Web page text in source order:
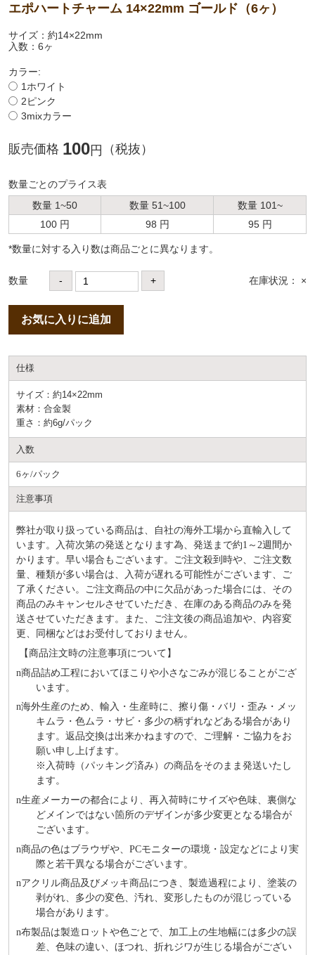
エポハートチャーム 14×22mm ゴールド（6ヶ）
サイズ：約14×22mm
入数：6ヶ
カラー:
1ホワイト
2ピンク
3mixカラー
販売価格 100円 （税抜）
数量ごとのプライス表
数量 1~50
数量 51~100
数量 101~
100 円
98 円 95 円
*数量に対する⼊り数は商品ごとに異なります。
数量 - + 在庫状況： ×
お気に入りに追加
仕様
サイズ：約14×22mm
素材：合金製
重さ：約6g/パック
入数
6ヶ/パック
注意事項
弊社が取り扱っている商品は、自社の海外工場から直輸入して
います。入荷次第の発送となります為、発送まで約1～2週間か
かります。早い場合もございます。ご注文殺到時や、ご注文数
量、種類が多い場合は、入荷が遅れる可能性がございます、ご
了承ください。ご注文商品の中に欠品があった場合には、その
商品のみキャンセルさせていただき、在庫のある商品のみを発
送させていただきます。また、ご注文後の商品追加や、内容変
更、同梱などはお受付しておりません。
【商品注文時の注意事項について】
n商品詰め⼯程においてほこりや⼩さなごみが混じることがござ
います。
n海外⽣産のため、輸⼊・⽣産時に、擦り傷・バリ・歪み・メッ
キムラ・色ムラ・サビ・多少の柄ずれなどある場合があり
ます。返品交換は出来かねますので、ご理解・ご協⼒をお
願い申し上げます。
※⼊荷時（パッキング済み）の商品をそのまま発送いたし
ます。
n⽣産メーカーの都合により、再⼊荷時にサイズや⾊味、裏側な
どメインではない箇所のデザインが多少変更となる場合が
ございます。
n商品の⾊はブラウザや、PCモニターの環境・設定などにより実
際と若⼲異なる場合がございます。
nアクリル商品及びメッキ商品につき、製造過程により、塗装の
剥がれ、多少の変色、汚れ、変形したものが混じっている
場合があります。
n布製品は製造ロットや色ごとで、加工上の生地幅には多少の誤
差、色味の違い、ほつれ、折れジワが生じる場合がござい